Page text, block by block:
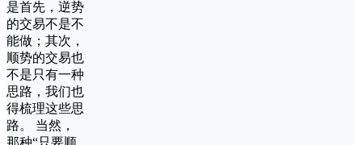
是首先，逆势
的交易不是不
能做；其次，
顺势的交易也
不是只有一种
思路，我们也
得梳理这些思
路。 当然，